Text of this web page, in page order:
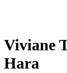
Viviane
Hara